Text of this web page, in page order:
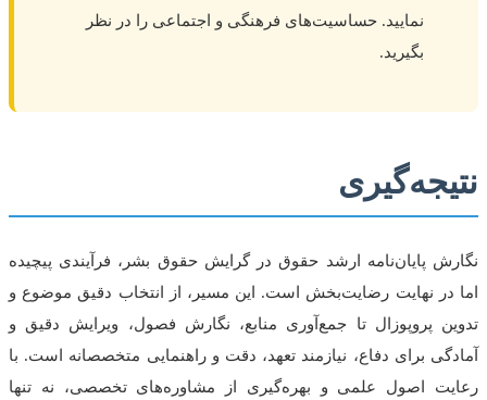
نمایید. حساسیت‌های فرهنگی و اجتماعی را در نظر
بگیرید.
نتیجه‌گیری
نگارش پایان‌نامه ارشد حقوق در گرایش حقوق بشر، فرآیندی پیچیده
اما در نهایت رضایت‌بخش است. این مسیر، از انتخاب دقیق موضوع و
تدوین پروپوزال تا جمع‌آوری منابع، نگارش فصول، ویرایش دقیق و
آمادگی برای دفاع، نیازمند تعهد، دقت و راهنمایی متخصصانه است. با
رعایت اصول علمی و بهره‌گیری از مشاوره‌های تخصصی، نه تنها